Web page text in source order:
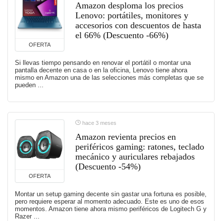
OFERTA
Amazon desploma los precios
Lenovo: portátiles, monitores y
accesorios con descuentos de hasta
el 66% (Descuento -66%)
Si llevas tiempo pensando en renovar el portátil o montar una
pantalla decente en casa o en la oficina, Lenovo tiene ahora
mismo en Amazon una de las selecciones más completas que se
pueden ...
OFERTA
hace 3 meses
Amazon revienta precios en
periféricos gaming: ratones, teclado
mecánico y auriculares rebajados
(Descuento -54%)
Montar un setup gaming decente sin gastar una fortuna es posible,
pero requiere esperar al momento adecuado. Este es uno de esos
momentos. Amazon tiene ahora mismo periféricos de Logitech G y
Razer ...